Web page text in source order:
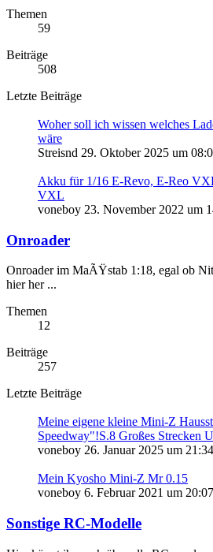
Themen
59
Beiträge
508
Letzte Beiträge
Woher soll ich wissen welches
wäre
Streisnd 29. Oktober 2025 um
Akku für 1/16 E-Revo, E-Reo
VXL
voneboy 23. November 2022 um
Onroader
Onroader im MaÃŸstab 1:18, egal ob
hier her ...
Themen
12
Beiträge
257
Letzte Beiträge
Meine eigene kleine Mini-Z
Speedway"!S.8 Großes Strecken
voneboy 26. Januar 2025 um 21:34
Mein Kyosho Mini-Z Mr 0.15
voneboy 6. Februar 2021 um 20:07
Sonstige RC-Modelle